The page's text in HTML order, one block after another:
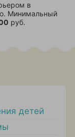
в
Минимальный
руб.
детей